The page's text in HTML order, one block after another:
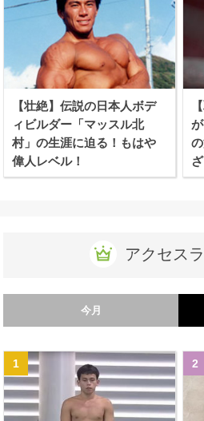
【壮絶】伝説の日本人ボデ
ィビルダー「マッスル北
村」の生涯に迫る！もはや
偉人レベル！
アクセス
今月